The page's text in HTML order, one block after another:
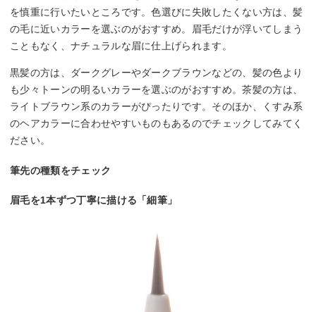
を慎重に行いたいところです。色選びに失敗したくない方は、髪
の毛に近いカラーを選ぶのがおすすめ。眉毛だけが浮いてしまう
こともなく、ナチュラルな眉に仕上げられます。
黒髪の方は、ダークグレーやダークブラウンなどの、髪の色より
も少々トーンの明るいカラーを選ぶのがおすすめ。茶髪の方は、
ライトブラウン系のカラーがぴったりです。そのほか、くすみ系
のヘアカラーに合わせやすいものもあるのでチェックしてみてく
ださい。
筆先の種類をチェック
眉毛を1本ずつ丁寧に描ける「細筆」